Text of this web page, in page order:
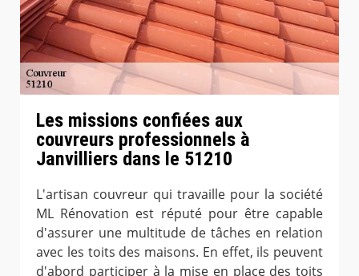
Les missions confiées aux
couvreurs professionnels à
Janvilliers dans le 51210
L'artisan couvreur qui travaille pour la société
ML Rénovation est réputé pour être capable
d'assurer une multitude de tâches en relation
avec les toits des maisons. En effet, ils peuvent
d'abord participer à la mise en place des toits